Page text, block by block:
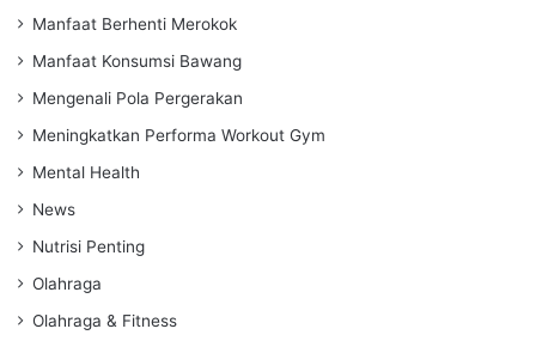
Manfaat Berhenti Merokok
Manfaat Konsumsi Bawang
Mengenali Pola Pergerakan
Meningkatkan Performa Workout Gym
Mental Health
News
Nutrisi Penting
Olahraga
Olahraga & Fitness